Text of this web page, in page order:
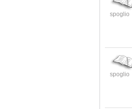
spoglio
spoglio